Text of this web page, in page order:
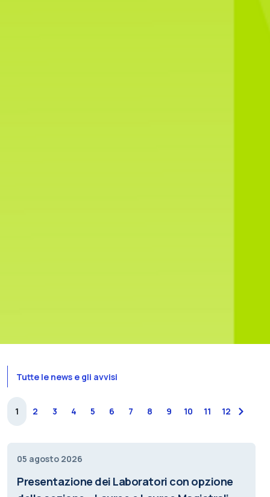
Tutte le news e gli avvisi
1 2 3 4 5 6 7 8 9 10 11 12 next
05 agosto 2026
Presentazione dei Laboratori con opzione